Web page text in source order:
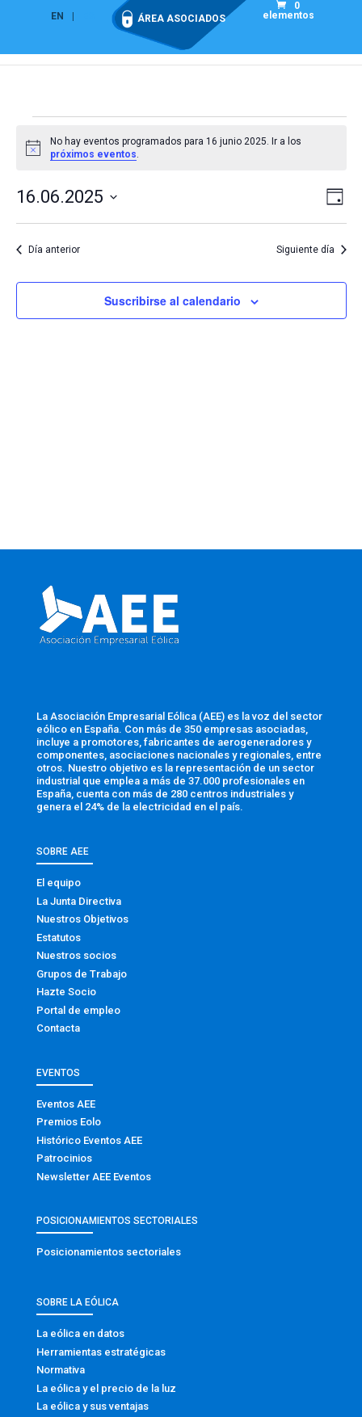
EN ÁREA ASOCIADOS
0
elementos
en
junio
2025
Aviso
No hay eventos programados para 16 junio 2025. Ir a los
próximos eventos.
de
de
Día
16.06.2025
Seleccionar
fecha.
Día anterior Siguiente día
Suscribirse al calendario
La Asociación Empresarial Eólica (AEE) es la voz del sector
eólico en España. Con más de 350 empresas asociadas,
incluye a promotores, fabricantes de aerogeneradores y
componentes, asociaciones nacionales y regionales, entre
otros. Nuestro objetivo es la representación de un sector
industrial que emplea a más de 37.000 profesionales en
España, cuenta con más de 280 centros industriales y
genera el 24% de la electricidad en el país.
SOBRE AEE
El equipo
La Junta Directiva
Nuestros Objetivos
Estatutos
Nuestros socios
Grupos de Trabajo
Hazte Socio
Portal de empleo
Contacta
EVENTOS
Eventos AEE
Premios Eolo
Histórico Eventos AEE
Patrocinios
Newsletter AEE Eventos
POSICIONAMIENTOS SECTORIALES
Posicionamientos sectoriales
SOBRE LA EÓLICA
La eólica en datos
Herramientas estratégicas
Normativa
La eólica y el precio de la luz
La eólica y sus ventajas